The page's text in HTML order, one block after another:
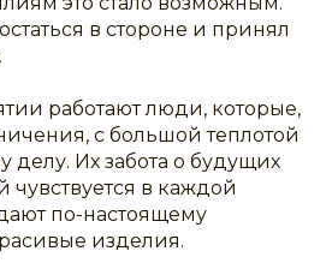
в стороне и принял
работают люди, которые,
с большой теплотой
делу. Их забота о будущих
чувствуется в каждой
по-настоящему
изделия.